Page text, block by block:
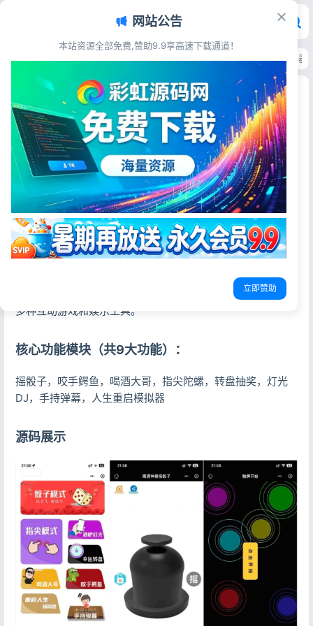
首页>源码资源>游戏娱乐>2026最新修复版喝酒娱乐小程序源码 免服务器
2026最新修复版喝酒娱乐小程序源码 免服务器带
流量主
彩虹源码网
2026-06-10 22阅读
源码简介
2026最新修复版喝酒娱乐小程序源码，包含摇骰子、喝酒转
盘、趣味惩罚等多款聚会娱乐功能，已修复广告、登录、兼
容BUG，免服务器免后端，源码完整可用，上手简单，自带
聚会娱乐类微信小程序，专为喝酒、聚会场景设计，集成了
多种互动游戏和娱乐工具。
核心功能模块（共9大功能）：
摇骰子，咬手鳄鱼，喝酒大哥，指尖陀螺，转盘抽奖，灯光
DJ，手持弹幕，人生重启模拟器
源码展示
网站公告
本站资源全部免费,赞助9.9享高速下载通道！
立即赞助